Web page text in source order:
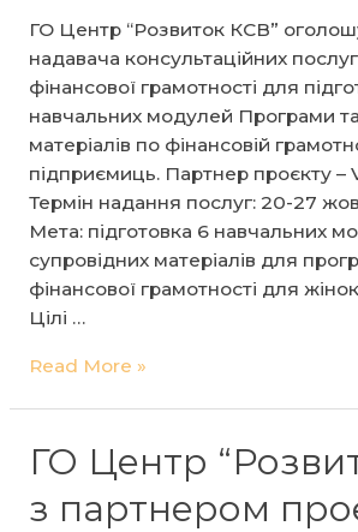
консультаційних
послуг-
4
фінансової
грамотності
ГО Центр “Розвиток КСВ”
надавача консультаційних
фінансової грамотності для
навчальних модулей Програми
матеріалів по фінансовій
підприємиць. Партнер проєкту –
Термін надання послуг: 20-27
Мета: підготовка 6 навчальних
супровідних матеріалів для
фінансової грамотності для
Цілі …
ГО
КСВ”
оголошує
тендер
Read More »
ГО Центр
з партнером